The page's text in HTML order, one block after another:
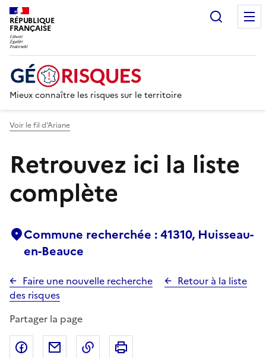
RÉPUBLIQUE
FRANÇAISE
Mieux connaître les risques sur le territoire
Voir le fil d’Ariane
Retrouvez ici la liste
complète
Commune recherchée : 41310, Huisseau-
en-Beauce
Faire une nouvelle recherche
Retour à la liste
des risques
Partager la page
Partager sur Facebook
Partager par emailCopier dans le presse-papier